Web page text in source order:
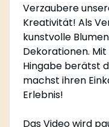
Verzaubere
Kreativität! Als
kunstvolle
Dekorationen.
Hingabe berätst
machst ihren
Erlebnis!
Das Video wird